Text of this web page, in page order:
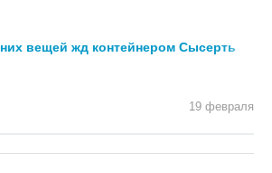
вещей жд контейнером Сысерть
19 февраля